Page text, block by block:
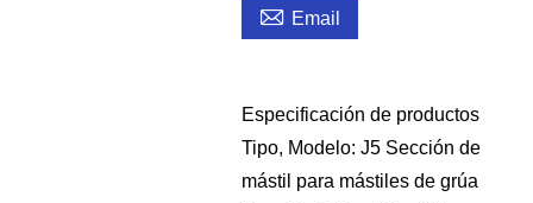
 Email
Especificación de productos
Tipo, Modelo: J5 Sección de
mástil para mástiles de grúa